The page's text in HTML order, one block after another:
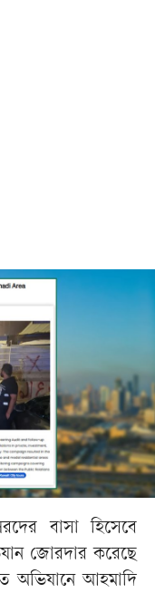
বাসা হিসেবে
জোরদার করেছে
অভিযানে আহমাদি